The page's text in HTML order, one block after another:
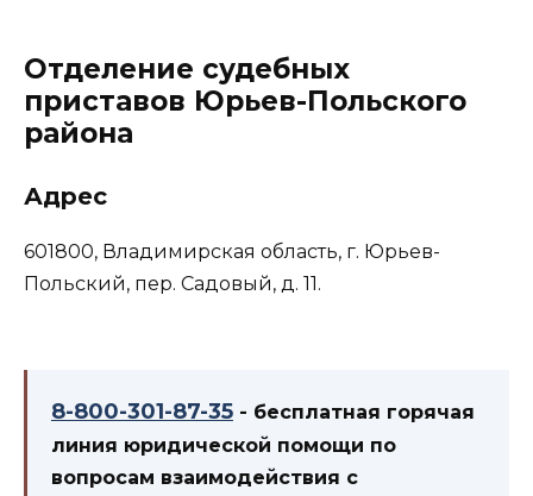
Отделение судебных
приставов Юрьев-Польского
района
Адрес
601800, Владимирская область, г. Юрьев-
Польский, пер. Садовый, д. 11.
8-800-301-87-35 - бесплатная горячая
линия юридической помощи по
вопросам взаимодействия с